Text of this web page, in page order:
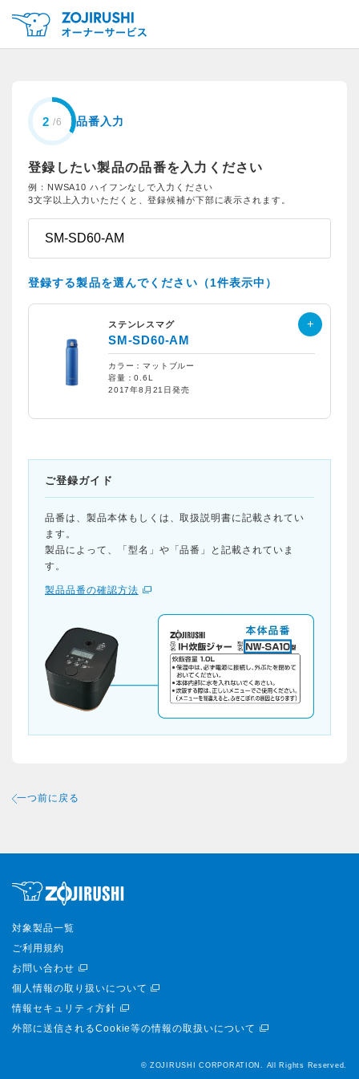
品番入力
登録したい製品の品番を入力ください
例：NWSA10 ハイフンなしで入力ください
3文字以上入力いただくと、登録候補が下部に表示されます。
登録する製品を選んでください（1件表示中）
ステンレスマグ
SM-SD60-AM
カラー：マットブルー
容量：0.6L
2017年8月21日発売
ご登録ガイド
品番は、製品本体もしくは、取扱説明書に記載されてい
ます。
製品によって、「型名」や「品番」と記載されていま
す。
製品品番の確認方法
一つ前に戻る
対象製品一覧
ご利用規約
お問い合わせ
個人情報の取り扱いについて
情報セキュリティ方針
外部に送信されるCookie等の情報の取扱いについて
© ZOJIRUSHI CORPORATION. All Rights Reserved.